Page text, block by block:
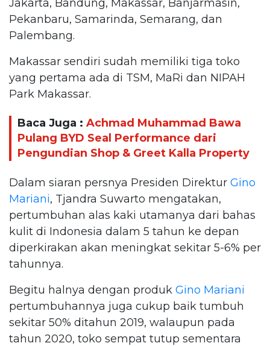
Jakarta, Bandung, Makassar, Banjarmasin,
Pekanbaru, Samarinda, Semarang, dan
Palembang.
Makassar sendiri sudah memiliki tiga toko
yang pertama ada di TSM, MaRi dan NIPAH
Park Makassar.
Baca Juga : Achmad Muhammad Bawa
Pulang BYD Seal Performance dari
Pengundian Shop & Greet Kalla Property
Dalam siaran persnya Presiden Direktur Gino
Mariani, Tjandra Suwarto mengatakan,
pertumbuhan alas kaki utamanya dari bahas
kulit di Indonesia dalam 5 tahun ke depan
diperkirakan akan meningkat sekitar 5-6% per
tahunnya.
Begitu halnya dengan produk Gino Mariani
pertumbuhannya juga cukup baik tumbuh
sekitar 50% ditahun 2019, walaupun pada
tahun 2020, toko sempat tutup sementara